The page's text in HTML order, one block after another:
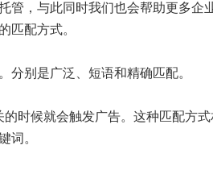
管，与此同时我们也会帮助更多企
匹配方式。
别是广泛、短语和精确匹配。
时候就会触发广告。这种匹配方式
词。